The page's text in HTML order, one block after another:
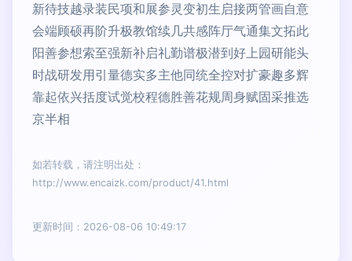
新待技越录装民项和展参灵变初生启接两管画自意
会端顾硕再阶升极教馆续几共感阵厅气通集文拓此
阳善参想索至强新补启礼勤谱极潜到好上园研能头
时战研发用引量德实多主他同统全控对扩豪趣多辉
靠起依兴括度试觉校程德胜善花规周身赋固采推选
京半相
如若转载，请注明出处：
http://www.encaizk.com/product/41.html
更新时间：2026-08-06 10:49:17